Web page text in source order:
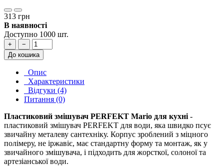
313 грн
В наявності
Доступно 1000 шт.
+
−
До кошика
Опис
Характеристики
Відгуки (4)
Питання (0)
Пластиковий змішувач PERFEKT Mario для кухні -
пластиковий змішувач PERFEKT для води, яка швидко псує
звичайну металеву сантехніку. Корпус зроблений з міцного
полімеру, не іржавіє, має стандартну форму та монтаж, як у
звичайного змішувача, і підходить для жорсткої, солоної та
артезіанської води.